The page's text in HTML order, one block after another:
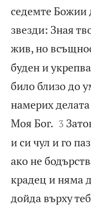
седемте Божии
звезди: Зная
жив, но
буден и
било близо до
намерих
Моя Бог. 

3
и си чул и го
ако не
крадец и няма
дойда върху